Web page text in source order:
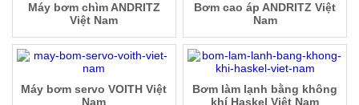
Bơm cao áp ANDRITZ Việt
Nam
Máy bơm chìm ANDRITZ
Việt Nam
Bơm làm lạnh bằng không
khí Haskel Việt Nam
Máy bơm servo VOITH Việt
Nam